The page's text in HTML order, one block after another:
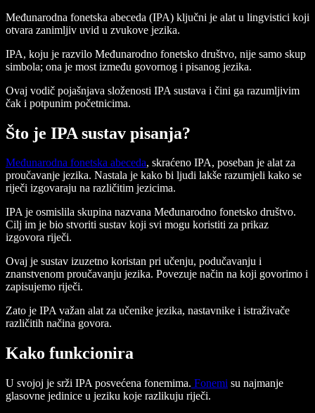
Međunarodna fonetska abeceda (IPA) ključni je alat u lingvistici koji
otvara zanimljiv uvid u zvukove jezika.
IPA, koju je razvilo Međunarodno fonetsko društvo, nije samo skup
simbola; ona je most između govornog i pisanog jezika.
Ovaj vodič pojašnjava složenosti IPA sustava i čini ga razumljivim
čak i potpunim početnicima.
Što je IPA sustav pisanja?
Međunarodna fonetska abeceda, skraćeno IPA, poseban je alat za
proučavanje jezika. Nastala je kako bi ljudi lakše razumjeli kako se
riječi izgovaraju na različitim jezicima.
IPA je osmislila skupina nazvana Međunarodno fonetsko društvo.
Cilj im je bio stvoriti sustav koji svi mogu koristiti za prikaz
izgovora riječi.
Ovaj je sustav izuzetno koristan pri učenju, podučavanju i
znanstvenom proučavanju jezika. Povezuje način na koji govorimo i
zapisujemo riječi.
Zato je IPA važan alat za učenike jezika, nastavnike i istraživače
različitih načina govora.
Kako funkcionira
U svojoj je srži IPA posvećena fonemima. Fonemi su najmanje
glasovne jedinice u jeziku koje razlikuju riječi.